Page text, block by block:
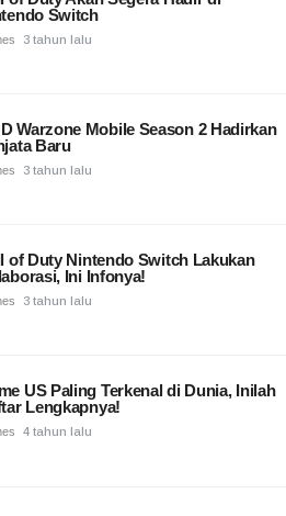
Switch
3 tahun lalu
Warzone Mobile Season 2 Hadirkan
Baru
3 tahun lalu
of Duty Nintendo Switch Lakukan
Ini Infonya!
3 tahun lalu
US Paling Terkenal di Dunia, Inilah
Lengkapnya!
4 tahun lalu